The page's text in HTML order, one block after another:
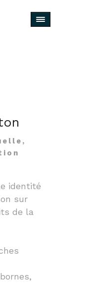
identité
sur
de la